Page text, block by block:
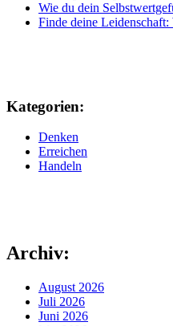
Wie du dein
Finde deine
Kategorien:
Denken
Erreichen
Handeln
Archiv:
August 2026
Juli 2026
Juni 2026